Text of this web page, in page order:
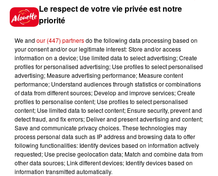
Gagnez vos places pour le
Festival du Roi Arthur 2026 !
Gagnez vos entrées pour le
Musée du Sport Automobile au
Mans !
Alouette vous invite à
Futuroscope Xperiences !
Le respect de votre vie privée est notre
priorité
We and our (447) partnersdo the following data processing based on
your consent and/or our legitimate interest: Store and/or access
information on a device; Use limited data to select advertising; Create
profiles for personalised advertising; Use profiles to select personalised
advertising; Measure advertising performance; Measure content
performance; Understand audiences through statistics or combinations
of data from different sources; Develop and improve services; Create
profiles to personalise content; Use profiles to select personalised
content; Use limited data to select content; Ensure security, prevent and
detect fraud, and fix errors; Deliver and present advertising and content;
Save and communicate privacy choices. These technologies may
process personal data such as IP address and browsing data to offer
following functionalities: Identify devices based on information actively
requested; Use precise geolocation data; Match and combine data from
other data sources; Link different devices; Identify devices based on
information transmitted automatically.